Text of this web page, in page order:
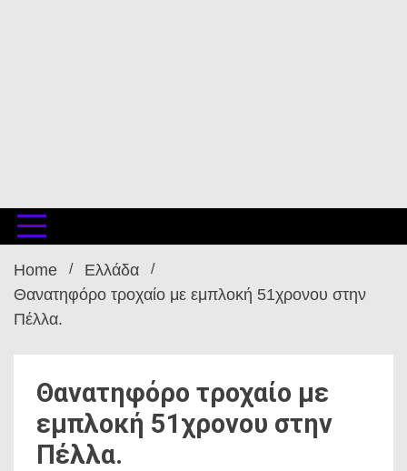
Home
Ελλάδα
Θανατηφόρο τροχαίο με εμπλοκή 51χρονου στην
Πέλλα.
Θανατηφόρο τροχαίο με
εμπλοκή 51χρονου στην
Πέλλα.